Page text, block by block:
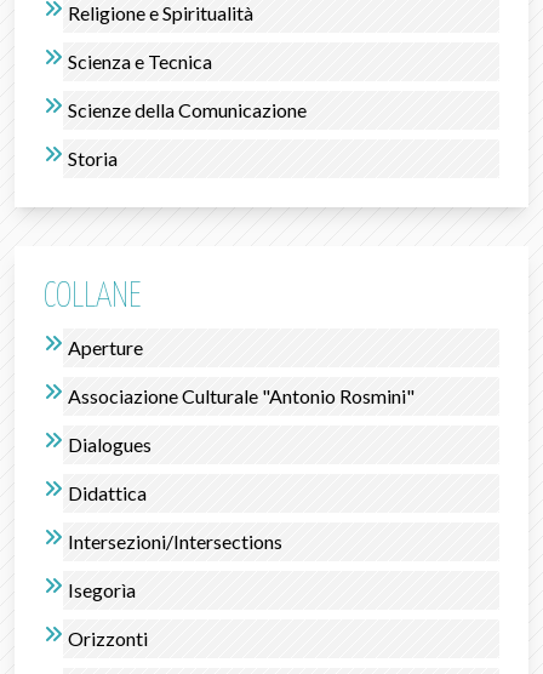
Religione e Spiritualità
Scienza e Tecnica
Scienze della Comunicazione
Storia
COLLANE
Aperture
Associazione Culturale "Antonio Rosmini"
Dialogues
Didattica
Intersezioni/Intersections
Isegorìa
Orizzonti